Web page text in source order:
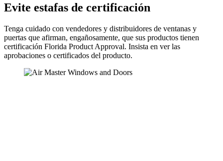
Evite estafas de certificación
Tenga cuidado con vendedores y distribuidores de ventanas y
puertas que afirman, engañosamente, que sus productos tienen
certificación Florida Product Approval. Insista en ver las
aprobaciones o certificados del producto.